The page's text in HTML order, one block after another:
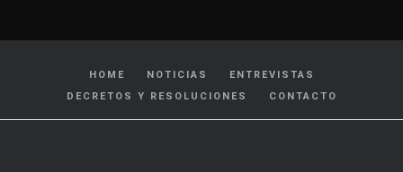
HOME NOTICIAS
ENTREVISTAS
DECRETOS Y RESOLUCIONES
CONTACTO